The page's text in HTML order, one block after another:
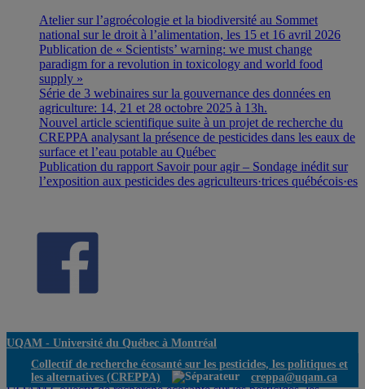
Atelier sur l’agroécologie et la biodiversité au Sommet
national sur le droit à l’alimentation, les 15 et 16 avril 2026
Publication de « Scientists’ warning: we must change
paradigm for a revolution in toxicology and world food
supply »
Série de 3 webinaires sur la gouvernance des données en
agriculture: 14, 21 et 28 octobre 2025 à 13h.
Nouvel article scientifique suite à un projet de recherche du
CREPPA analysant la présence de pesticides dans les eaux de
surface et l’eau potable au Québec
Publication du rapport Savoir pour agir – Sondage inédit sur
l’exposition aux pesticides des agriculteurs·trices québécois·es
UQAM - Université du Québec à Montréal
Collectif de recherche écosanté sur les pesticides, les politiques et
les alternatives (CREPPA)
creppa@uqam.ca